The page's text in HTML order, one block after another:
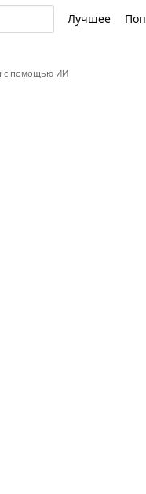
Лучшее
с помощью ИИ